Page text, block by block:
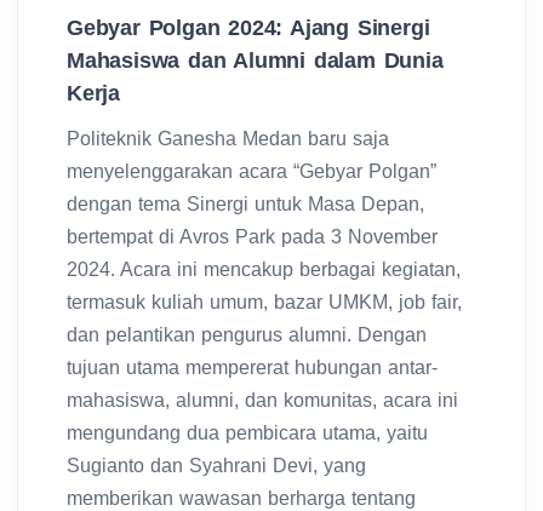
Gebyar Polgan 2024: Ajang Sinergi
Mahasiswa dan Alumni dalam Dunia
Kerja
Politeknik Ganesha Medan baru saja
menyelenggarakan acara “Gebyar Polgan”
dengan tema Sinergi untuk Masa Depan,
bertempat di Avros Park pada 3 November
2024. Acara ini mencakup berbagai kegiatan,
termasuk kuliah umum, bazar UMKM, job fair,
dan pelantikan pengurus alumni. Dengan
tujuan utama mempererat hubungan antar-
mahasiswa, alumni, dan komunitas, acara ini
mengundang dua pembicara utama, yaitu
Sugianto dan Syahrani Devi, yang
memberikan wawasan berharga tentang